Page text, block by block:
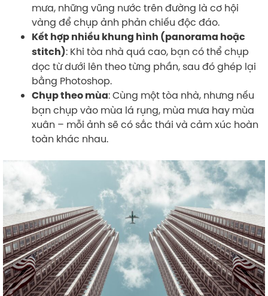
mưa, những vũng nước trên đường là cơ hội
vàng để chụp ảnh phản chiếu độc đáo.
Kết hợp nhiều khung hình (panorama hoặc
stitch): Khi tòa nhà quá cao, bạn có thể chụp
dọc từ dưới lên theo từng phần, sau đó ghép lại
bằng Photoshop.
Chụp theo mùa: Cùng một tòa nhà, nhưng nếu
bạn chụp vào mùa lá rụng, mùa mưa hay mùa
xuân – mỗi ảnh sẽ có sắc thái và cảm xúc hoàn
toàn khác nhau.